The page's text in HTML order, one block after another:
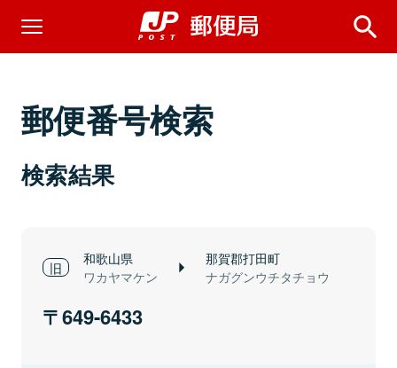
郵便番号検索
検索結果
和歌山県
ワカヤマケン
那賀郡打田町
ナガグンウチタチョウ
649-6433